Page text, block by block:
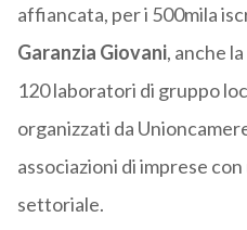
affiancata, per i 500mila
Garanzia Giovani, anche
120 laboratori di gruppo
organizzati da
associazioni di imprese
settoriale.